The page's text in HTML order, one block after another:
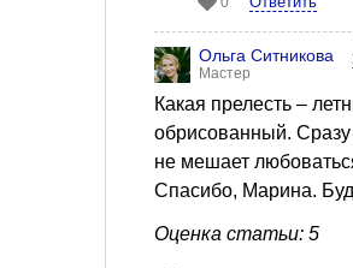
Ольга Ситникова
Мастер
Какая прелесть –
обрисованный. Сразу
не мешает
Спасибо, Марина.
Оценка статьи: 5